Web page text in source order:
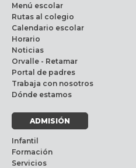
Menú escolar
Rutas al colegio
Calendario escolar
Horario
Noticias
Orvalle - Retamar
Portal de padres
Trabaja con nosotros
Dónde estamos
ADMISIÓN
Infantil
Formación
Servicios